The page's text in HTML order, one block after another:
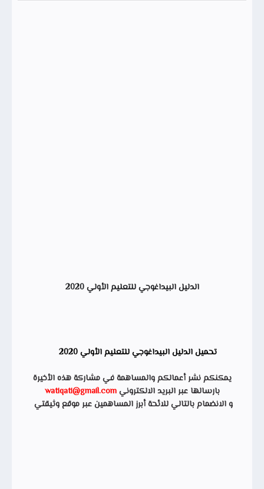
الدليل البيداغوجي للتعليم الأولي 2020
تحميل الدليل البيداغوجي للتعليم الأولي 2020
يمكنكم نشر أعمالكم والمساهمة في مشاركة هذه الأخيرة
بارسالها عبر البريد الالكترونيwatiqati@gmail.com
و الانضمام بالتالي للائحة أبرز المساهمين عبر موقع وثيقتي